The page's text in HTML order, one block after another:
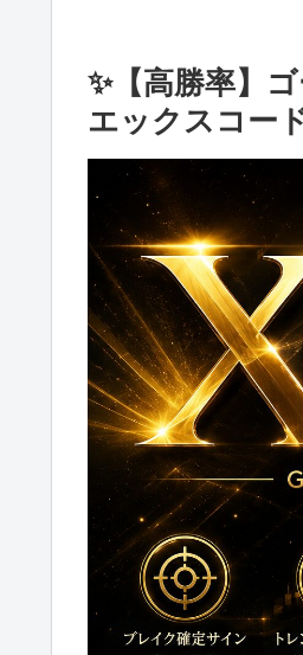
✨【高勝率】
エックスコー